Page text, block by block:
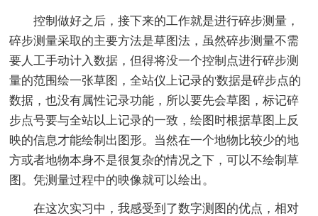
控制做好之后，接下来的工作就是进行碎步测量，
碎步测量采取的主要方法是草图法，虽然碎步测量不需
要人工手动计入数据，但得将没一个控制点进行碎步测
量的范围绘一张草图，全站仪上记录的'数据是碎步点的
数据，也没有属性记录功能，所以要先会草图，标记碎
步点号要与全站以上记录的一致，绘图时根据草图上反
映的信息才能绘制出图形。当然在一个地物比较少的地
方或者地物本身不是很复杂的情况之下，可以不绘制草
图。凭测量过程中的映像就可以绘出。
在这次实习中，我感受到了数字测图的优点，相对